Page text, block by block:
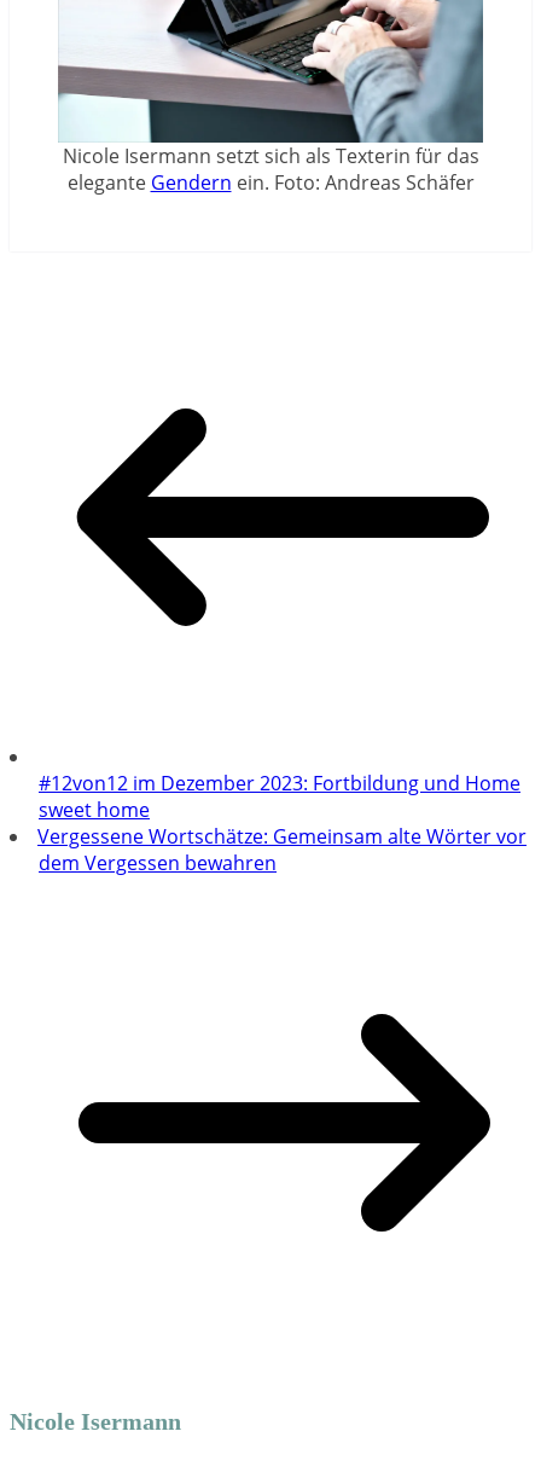
Nicole Isermann setzt sich als Texterin für das
elegante Gendern ein. Foto: Andreas Schäfer
#12von12 im Dezember 2023: Fortbildung und Home
sweet home
Vergessene Wortschätze: Gemeinsam alte Wörter vor
dem Vergessen bewahren
Nicole Isermann